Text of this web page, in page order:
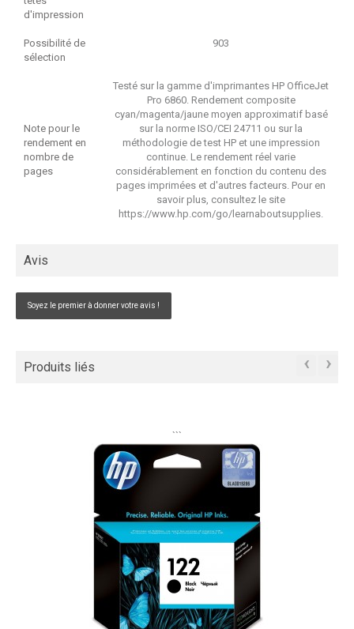
d'impression
Possibilité de
sélection
903
Note pour le
rendement en
nombre de
pages
Testé sur la gamme d'imprimantes HP OfficeJet
Pro 6860. Rendement composite
cyan/magenta/jaune moyen approximatif basé
sur la norme ISO/CEI 24711 ou sur la
méthodologie de test HP et une impression
continue. Le rendement réel varie
considérablement en fonction du contenu des
pages imprimées et d'autres facteurs. Pour en
savoir plus, consultez le site
https://www.hp.com/go/learnaboutsupplies.
Avis
Soyez le premier à donner votre avis !
Produits liés ‹ ›
```